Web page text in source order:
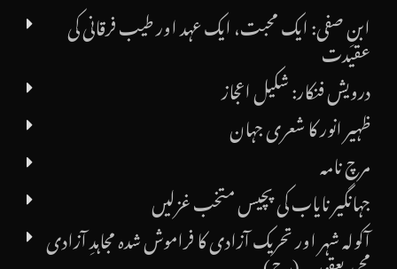
ابنِ صفی: ایک محبت، ایک عہد اور طیب فرقانی کی
عقیدت
درویش فنکار: شکیل اعجاز
ظہیر انور کا شعری جہان
مرچ نامہ
جہانگیر نایاب کی پچیس متخب غزلیں
آکولہ شہر اور تحریک آزادی کا فراموش شدہ مجاہدِ آزادی